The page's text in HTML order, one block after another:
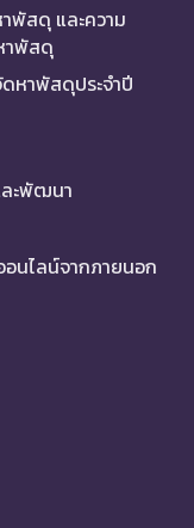
พัสดุ และความ
าพัสดุ
หาพัสดุประจำปี
ละพัฒนา
อนไลน์จากภายนอก